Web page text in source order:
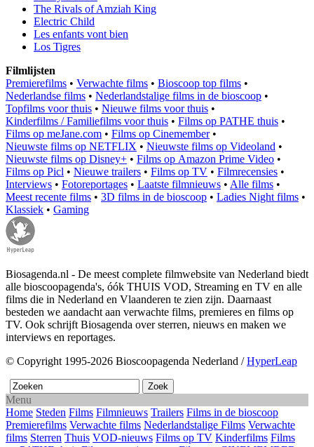
The Rivals of Amziah King
Electric Child
Les enfants vont bien
Los Tigres
Filmlijsten
Premierefilms • Verwachte films • Bioscoop top films •
Nederlandse films • Nederlandstalige films in de bioscoop •
Topfilms voor thuis • Nieuwe films voor thuis •
Kinderfilms / Familiefilms voor thuis • Films op PATHE thuis •
Films op meJane.com • Films op Cinemember•
Nieuwste films op NETFLIX • Nieuwste films op Videoland •
Nieuwste films op Disney+ • Films op Amazon Prime Video •
Films op Picl • Nieuwe trailers • Films op TV • Filmrecensies •
Interviews • Fotoreportages • Laatste filmnieuws • Alle films •
Meest recente films • 3D films in de bioscoop • Ladies Night films •
Klassiek • Gaming
Biosagenda.nl - De meest complete filmwebsite van Nederland biedt
alle bioscoopagenda's, óók THUIS VOD, Streaming en TV en alle
films die in Nederland en Vlaanderen te zien zijn. Daarnaast
besteden we aandacht aan verwachte films, premieres en films op
TV. Ook schrijft Biosagenda over sterren, nieuws en maken we
interviews en reportages.
© Copyright 1995-2026 Bioscoopagenda Nederland /HyperLeap
Menu
Home Steden Films Filmnieuws Trailers Films in de bioscoop
Premierefilms Verwachte films Nederlandstalige Films Verwachte
films Sterren Thuis VOD-nieuws Films op TV Kinderfilms Films